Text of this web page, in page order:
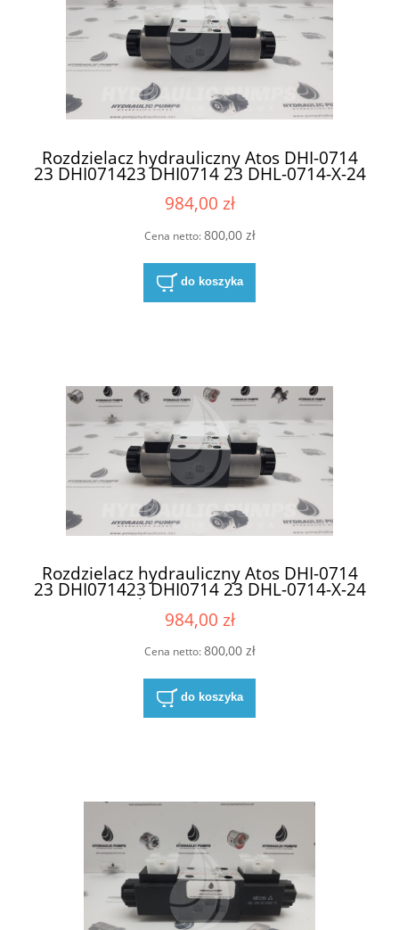
Rozdzielacz hydrauliczny Atos DHI-0714
23 DHI071423 DHI0714 23 DHL-0714-X-24
984,00 zł
Cena netto:800,00 zł
do koszyka
Rozdzielacz hydrauliczny Atos DHI-0714
23 DHI071423 DHI0714 23 DHL-0714-X-24
DC + cewki Atos SP-COU-24 DC/80
984,00 zł
Cena netto:800,00 zł
do koszyka